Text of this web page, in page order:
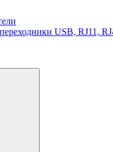
USB, RJ11,